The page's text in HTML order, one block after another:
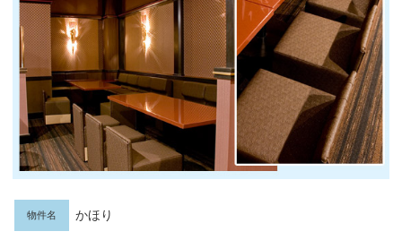
物件名 かほり